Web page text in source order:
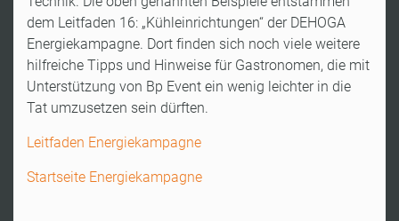
dem Leitfaden 16: „Kühleinrichtungen“ der DEHOGA
Energiekampagne. Dort finden sich noch viele weitere
hilfreiche Tipps und Hinweise für Gastronomen, die mit
Unterstützung von Bp Event ein wenig leichter in die
Tat umzusetzen sein dürften.
Leitfaden Energiekampagne
Startseite Energiekampagne